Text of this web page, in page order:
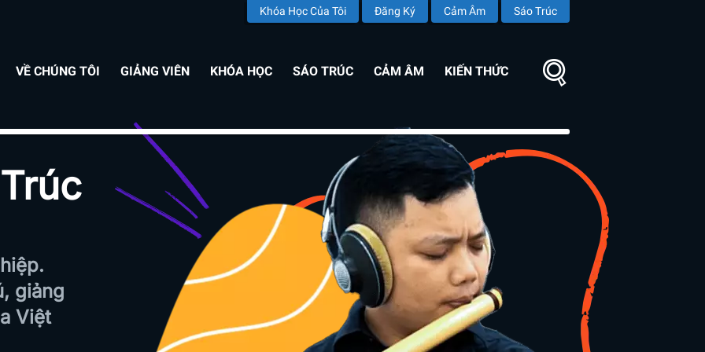
Khóa Học Của Tôi Đăng Ký Cảm Âm Sáo Trúc
VỀ CHÚNG TÔI GIẢNG VIÊN KHÓA HỌC SÁO TRÚC CẢM ÂM KIẾN THỨC
giảng
Việt